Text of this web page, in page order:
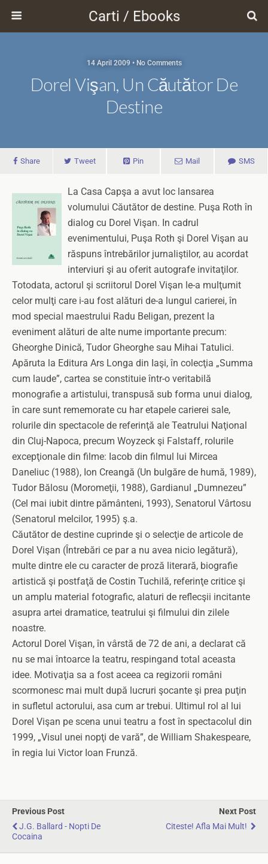
Carti / Ebooks
14 April 2009 • No Comments
Dorel Vişan, Un Căutător De
Destine
Share Tweet Pin Mail SMS
La Casa Capşa a avut loc lansarea
volumului Căutător de destine. Puşa Roth în
dialog cu Dorel Vişan. In cadrul
evenimentului, Puşa Roth şi Dorel Vişan au
răspuns întrebărilor jurnaliştilor, au acordat
interviuri şi au oferit autografe invitaţilor.
Totodata, actorul şi scriitorul Dorel Vişan le-a mulţumit
celor mulţi care i-au fost alături de-a lungul carierei, în
mod special maestrului Radu Beligan, prezent la
eveniment alături de alte nume importante precum:
Gheorghe Dinică, Tudor Gheorghe sau Mihai Tatulici.
Apăruta la Editura Ars Longa din Iaşi, în colecţia „Summa
cum laude”, cartea se constituie într-o veritabilă
monografie a artistului, transpusă sub forma unui dialog,
în care sunt rememorate cu har etapele carierei sale,
rolurile din spectacole de referinţă ale Teatrului Naţional
din Cluj-Napoca, precum Woyzeck şi Falstaff, rolurile
excepţionale din filme: Iacob din filmul lui Mircea
Daneliuc (1988), Ion Creangă (Un bulgăre de humă, 1989),
Tudor Bălosu (Moromeţii, 1988), Gardianul „Dumnezeu”
(Cel mai iubit dintre pământeni, 1993), Senatorul Vârtosu
(Senatorul melcilor, 1995) ş.a.
Căutător de destine cuprinde şi o selecţie de articole de
Dorel Vişan (Întrebări ce par a nu avea nicio legătură),
multe dintre ele cu caracter de proză literară, biografie
artistică şi postfaţă de Costin Tuchilă, referinţe critice şi
un amplu material fotografic, alaturi de reflecşii incitante
asupra artei dramatice, teatrului şi filmului din zilele
noastre.
Actorul Dorel Vişan, în vârstă de 72 de ani, a declarat că
nu se mai întoarce la teatru, respingand total aceasta
idee. Motivaţia sa a fost aceea ca regizorii români
scormonesc mai mult după lucruri şocante şi prea puţin
in sufletul actorului, asa cum ar trebui. Ultimul rol al lui
Dorel Vişan pe scena unui teatru a fost în spectacolul din
1999, „Visul unei nopţi de vară”, de William Shakespeare,
în regia lui Victor Ioan Frunză.
Previous Post
J.G. Ballard - Nopti De
Cocaina
Next Post
Citeste! Afla Mai Mult!